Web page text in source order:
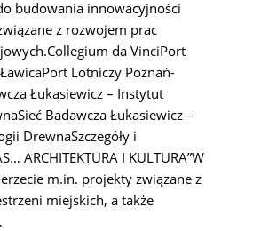
budowania innowacyjności
z rozwojem prac
da VinciPort
Lotniczy Poznań-
Łukasiewicz – Instytut
Badawcza Łukasiewicz –
DrewnaSzczegóły i
ARCHITEKTURA I KULTURA”W
m.in. projekty związane z
miejskich, a także